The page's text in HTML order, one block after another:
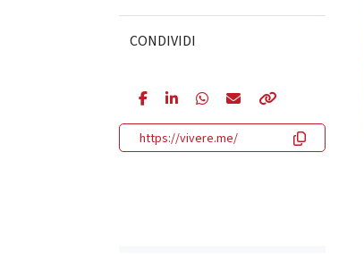
CONDIVIDI
https://vivere.me/